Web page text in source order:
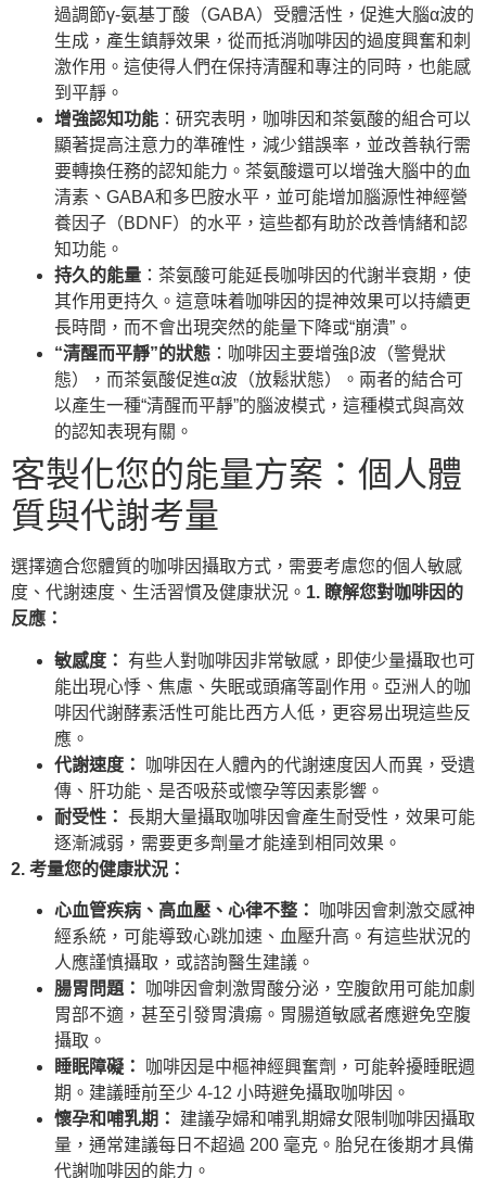
過調節γ-氨基丁酸（GABA）受體活性，促進大腦α波的
生成，產生鎮靜效果，從而抵消咖啡因的過度興奮和刺
激作用。這使得人們在保持清醒和專注的同時，也能感
到平靜。
增強認知功能 ：研究表明，咖啡因和茶氨酸的組合可以
顯著提高注意力的準確性，減少錯誤率，並改善執行需
要轉換任務的認知能力。茶氨酸還可以增強大腦中的血
清素、GABA和多巴胺水平，並可能增加腦源性神經營
養因子（BDNF）的水平，這些都有助於改善情緒和認
知功能。
持久的能量 ：茶氨酸可能延長咖啡因的代謝半衰期，使
其作用更持久。這意味着咖啡因的提神效果可以持續更
長時間，而不會出現突然的能量下降或“崩潰”。
“清醒而平靜”的狀態 ：咖啡因主要增強β波（警覺狀
態），而茶氨酸促進α波（放鬆狀態）。兩者的結合可
以產生一種“清醒而平靜”的腦波模式，這種模式與高效
的認知表現有關。
客製化您的能量方案：個人體
質與代謝考量
選擇適合您體質的咖啡因攝取方式，需要考慮您的個人敏感
度、代謝速度、生活習慣及健康狀況。 1. 瞭解您對咖啡因的
反應：
敏感度：
有些人對咖啡因非常敏感，即使少量攝取也可
能出現心悸、焦慮、失眠或頭痛等副作用。亞洲人的咖
啡因代謝酵素活性可能比西方人低，更容易出現這些反
應。
代謝速度：
咖啡因在人體內的代謝速度因人而異，受遺
傳、肝功能、是否吸菸或懷孕等因素影響。
耐受性： 長期大量攝取咖啡因會產生耐受性，效果可能
逐漸減弱，需要更多劑量才能達到相同效果。
2. 考量您的健康狀況：
心血管疾病、高血壓、心律不整：
咖啡因會刺激交感神
經系統，可能導致心跳加速、血壓升高。有這些狀況的
人應謹慎攝取，或諮詢醫生建議。
腸胃問題：
咖啡因會刺激胃酸分泌，空腹飲用可能加劇
胃部不適，甚至引發胃潰瘍。胃腸道敏感者應避免空腹
攝取。
睡眠障礙：
咖啡因是中樞神經興奮劑，可能幹擾睡眠週
期。建議睡前至少 4-12 小時避免攝取咖啡因。
懷孕和哺乳期：
建議孕婦和哺乳期婦女限制咖啡因攝取
量，通常建議每日不超過 200 毫克。胎兒在後期才具備
代謝咖啡因的能力。